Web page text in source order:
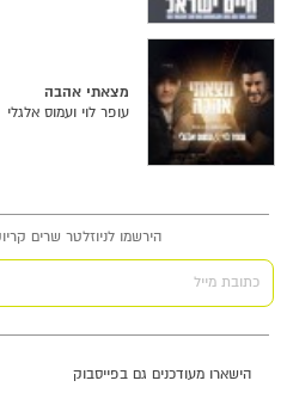
מצאתי אהבה
עופר לוי ועמוס אלגלי
הירשמו לניוזלטר שרים
כתובת מייל
הישארו מעודכנים גם בפייסבוק